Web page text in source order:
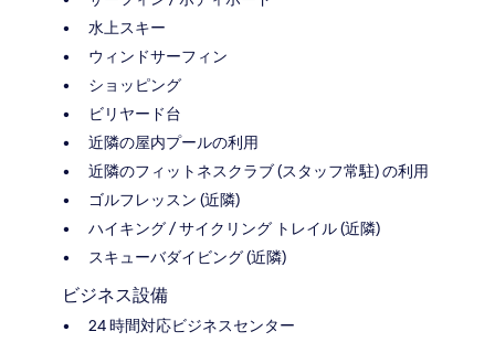
水上スキー
ウィンドサーフィン
ショッピング
ビリヤード台
近隣の屋内プールの利用
近隣のフィットネスクラブ (スタッフ常駐) の利用
ゴルフレッスン (近隣)
ハイキング / サイクリング トレイル (近隣)
スキューバダイビング (近隣)
ビジネス設備
24 時間対応ビジネスセンター